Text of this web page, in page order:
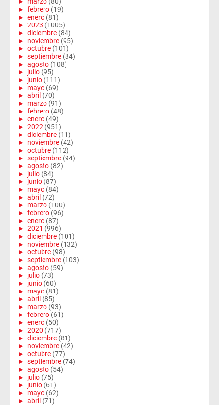
► febrero (19)
► enero (81)
► 2023 (1005)
► diciembre (84)
► noviembre (95)
► octubre (101)
► septiembre (84)
► agosto (108)
► julio (95)
► junio (111)
► mayo (69)
► abril (70)
► marzo (91)
► febrero (48)
► enero (49)
► 2022 (951)
► diciembre (11)
► noviembre (42)
► octubre (112)
► septiembre (94)
► agosto (82)
► julio (84)
► junio (87)
► mayo (84)
► abril (72)
► marzo (100)
► febrero (96)
► enero (87)
► 2021 (996)
► diciembre (101)
► noviembre (132)
► octubre (98)
► septiembre (103)
► agosto (59)
► julio (73)
► junio (60)
► mayo (81)
► abril (85)
► marzo (93)
► febrero (61)
► enero (50)
► 2020 (717)
► diciembre (81)
► noviembre (42)
► octubre (77)
► septiembre (74)
► agosto (54)
► julio (75)
► junio (61)
► mayo (62)
► abril (71)